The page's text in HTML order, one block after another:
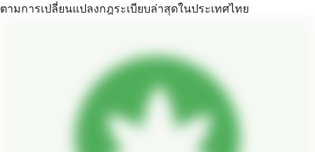
ตามการเปลี่ยนแปลงกฎระเบียบล่าสุดในประเทศไทย